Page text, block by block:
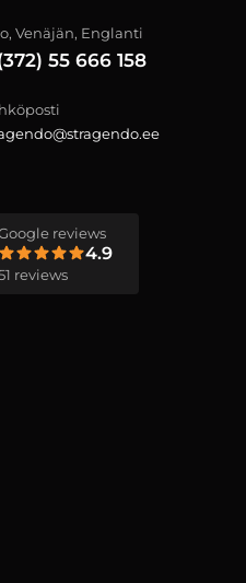
Venäjän, Englanti
55 666 158
reviews
4.9
reviews